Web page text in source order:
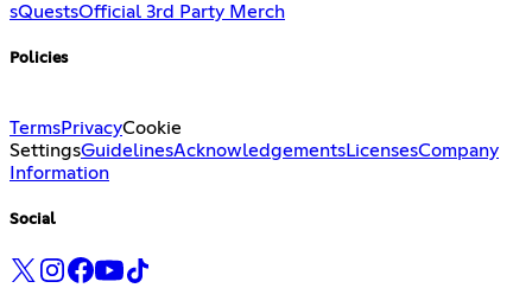
sQuestsOfficial 3rd Party Merch
Policies
TermsPrivacyCookie
SettingsGuidelinesAcknowledgementsLicensesCompany
Information
Social